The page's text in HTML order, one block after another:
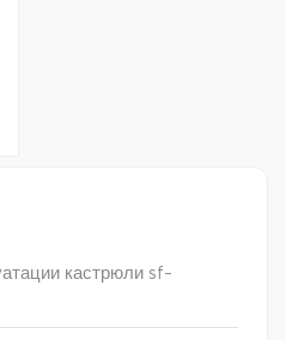
кастрюли sf-